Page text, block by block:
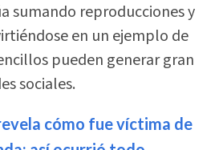
sumando reproducciones y
en un ejemplo de
pueden generar gran
sociales.
cómo fue víctima de